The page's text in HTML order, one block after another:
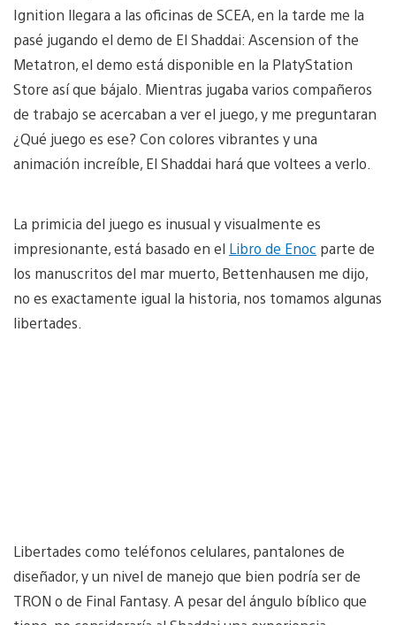
Ignition llegara a las oficinas de SCEA, en la tarde me la
pasé jugando el demo de El Shaddai: Ascension of the
Metatron, el demo está disponible en la PlatyStation
Store así que bájalo. Mientras jugaba varios compañeros
de trabajo se acercaban a ver el juego, y me preguntaran
¿Qué juego es ese? Con colores vibrantes y una
animación increíble, El Shaddai hará que voltees a verlo.
La primicia del juego es inusual y visualmente es
impresionante, está basado en el Libro de Enoc parte de
los manuscritos del mar muerto, Bettenhausen me dijo,
no es exactamente igual la historia, nos tomamos algunas
libertades.
Libertades como teléfonos celulares, pantalones de
diseñador, y un nivel de manejo que bien podría ser de
TRON o de Final Fantasy. A pesar del ángulo bíblico que